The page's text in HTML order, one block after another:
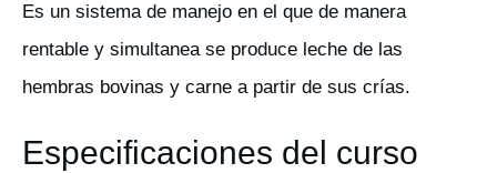
Es un sistema de manejo en el que de manera
rentable y simultanea se produce leche de las
hembras bovinas y carne a partir de sus crías.
Especificaciones del curso